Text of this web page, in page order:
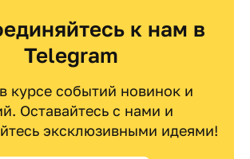
к нам в
Telegram
курсе событий новинок и
Оставайтесь с нами и
эксклюзивными идеями!